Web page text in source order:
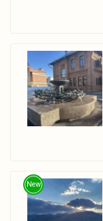
New